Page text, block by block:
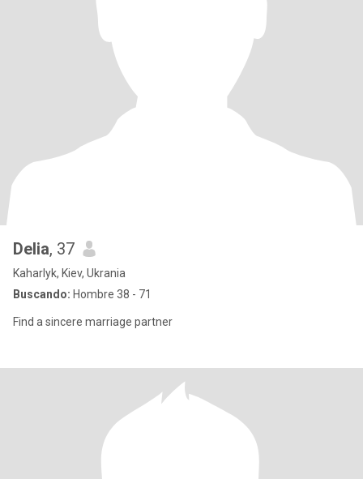
Delia, 37
Kaharlyk, Kiev, Ukrania
Buscando: Hombre 38 - 71
Find a sincere marriage partner